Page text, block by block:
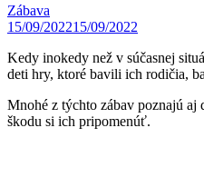
Zábava
15/09/202215/09/2022
Kedy inokedy než v súčasnej
deti hry, ktoré bavili ich rodičia,
Mnohé z týchto zábav poznajú aj
škodu si ich pripomenúť.